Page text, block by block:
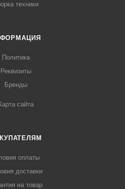
техники
Политика
Реквизиты
Бренды
сайта
оплаты
доставки
на товар